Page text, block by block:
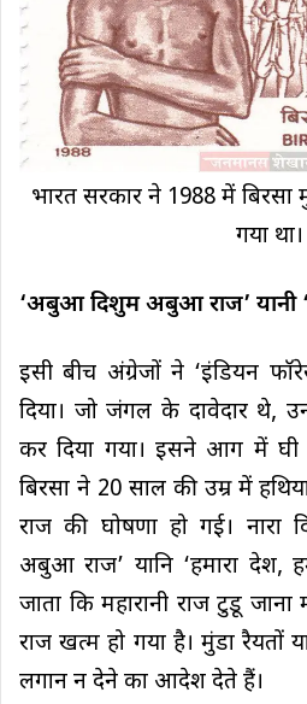
भारत सरकार ने 1988 में बिरसा
गया था।
‘अबुआ दिशुम अबुआ राज’ यानी
इसी बीच अंग्रेजों ने ‘इंडियन
दिया। जो जंगल के दावेदार थे,
कर दिया गया। इसने आग में
बिरसा ने 20 साल की उम्र में
राज की घोषणा हो गई। नारा
अबुआ राज’ यानि ‘हमारा देश,
जाता कि महारानी राज टुडू
राज खत्म हो गया है। मुंडा रैयतों
लगान न देने का आदेश देते हैं।